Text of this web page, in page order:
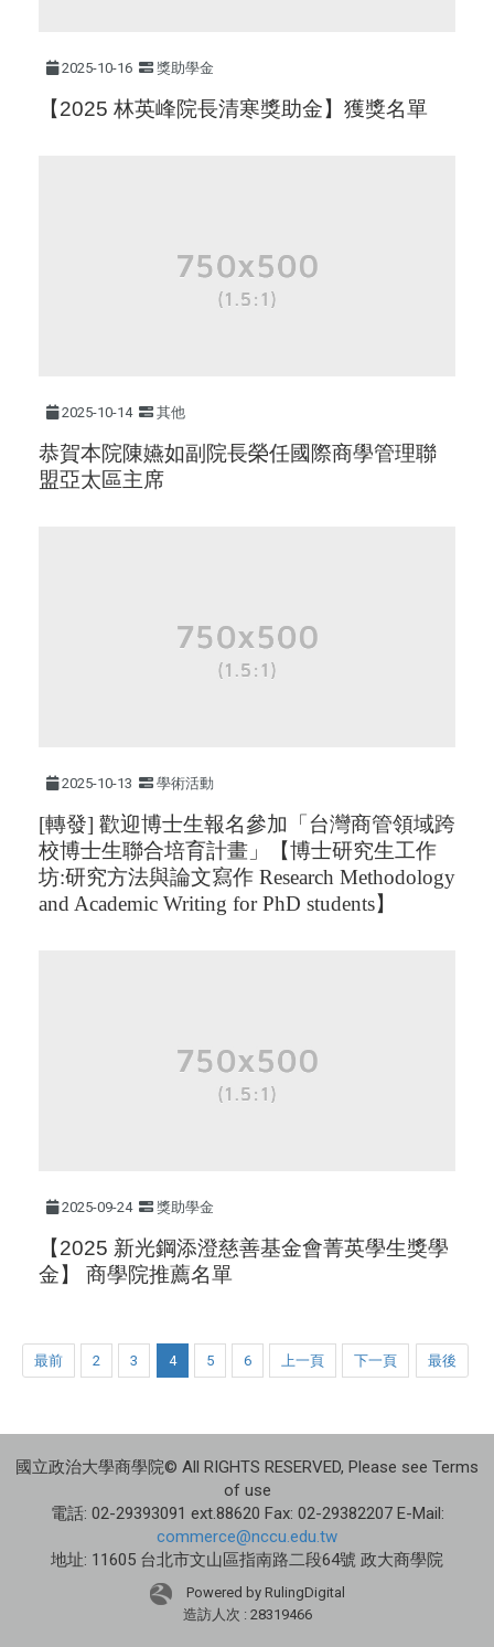
2025-10-16 獎助學金
【2025 林英峰院長清寒獎助金】獲獎名單
2025-10-14 其他
恭賀本院陳嬿如副院長榮任國際商學管理聯
盟亞太區主席
2025-10-13 學術活動
[轉發] 歡迎博士生報名參加「台灣商管領域跨
校博士生聯合培育計畫」【博士研究生工作
坊:研究方法與論文寫作 Research Methodology
and Academic Writing for PhD students】
2025-09-24 獎助學金
【2025 新光鋼添澄慈善基金會菁英學生獎學
金】 商學院推薦名單
最前 2 3 4 5 6 上一頁 下一頁 最後
國立政治大學商學院© All RIGHTS RESERVED, Please see Terms
of use
電話: 02-29393091 ext.88620 Fax: 02-29382207 E-Mail:
commerce@nccu.edu.tw
地址: 11605 台北市文山區指南路二段64號 政大商學院
Powered by RulingDigital
造訪人次 : 28319466